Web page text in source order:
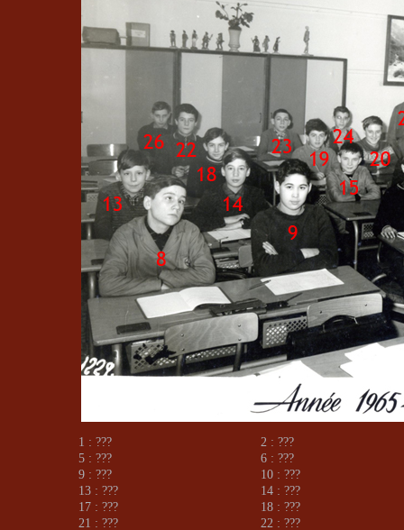
1 : ???
2 : ???
5 : ???
6 : ???
9 : ???
10 : ???
13 : ???
14 : ???
17 : ???
18 : ???
21 : ???
22 : ???